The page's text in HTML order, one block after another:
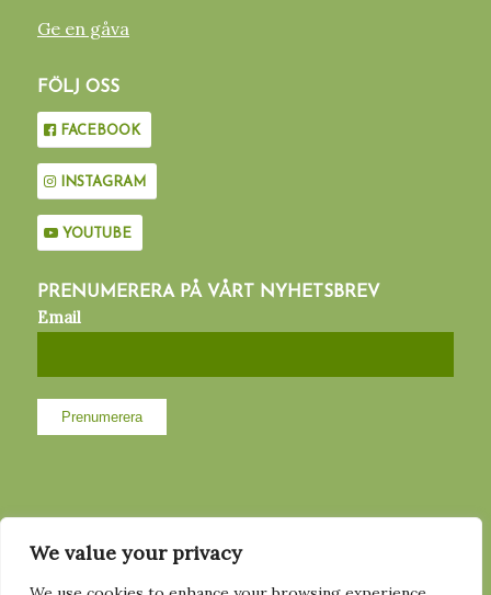
We value your privacy
Ge en gåva
FÖLJ OSS
FACEBOOK
INSTAGRAM
YOUTUBE
PRENUMERERA PÅ VÅRT NYHETSBREV
Email
MED STÖD AV